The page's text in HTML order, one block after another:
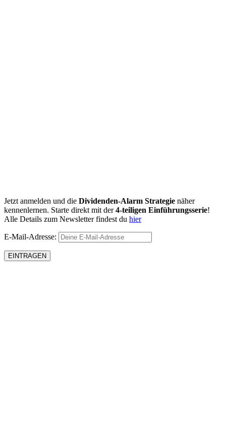
Jetzt anmelden und die Dividenden-Alarm Strategie näher
kennenlernen. Starte direkt mit der4-teiligen Einführungsserie!
Alle Details zum Newsletter findest du hier
E-Mail-Adresse: